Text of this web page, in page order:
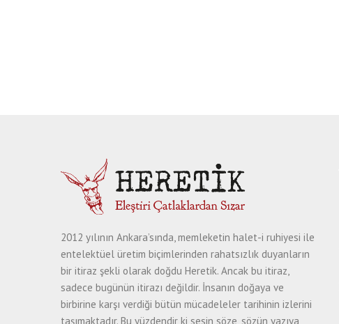
2012 yılının Ankara’sında, memleketin halet-i ruhiyesi ile
entelektüel üretim biçimlerinden rahatsızlık duyanların
bir itiraz şekli olarak doğdu Heretik. Ancak bu itiraz,
sadece bugünün itirazı değildir. İnsanın doğaya ve
birbirine karşı verdiği bütün mücadeleler tarihinin izlerini
taşımaktadır. Bu yüzdendir ki sesin söze, sözün yazıya